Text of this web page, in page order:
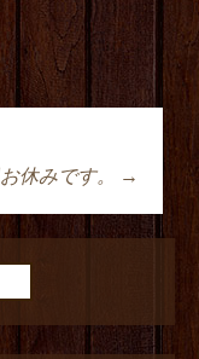
ショ
休みです。
→